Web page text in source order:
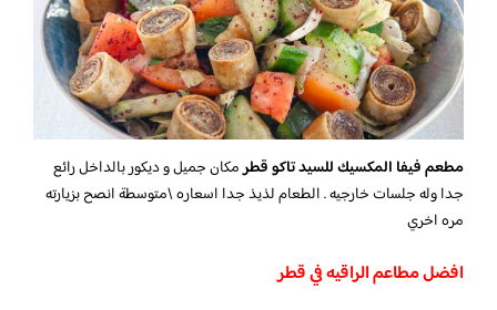
مطعم فيفا المكسيك للسيد تاكو قطرمكان جميل و ديكور بالداخل رائع
جدا وله جلسات خارجيه . الطعام لذيذ جدا اسعاره \متوسطة انصح بزيارته
مره اخري
افضل مطاعم الراقيه في قطر